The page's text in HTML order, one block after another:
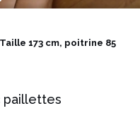
paillettes
Taille 173 cm, poitrine 85